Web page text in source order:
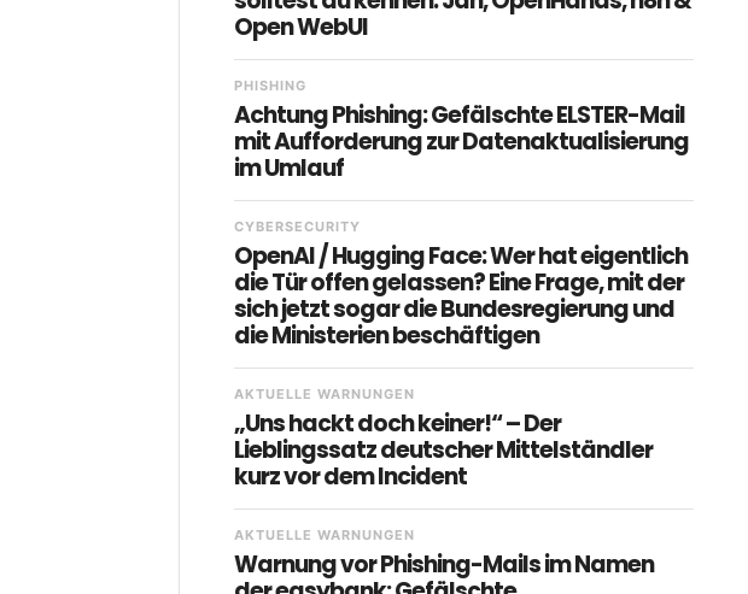
Open WebUI
PHISHING
Achtung Phishing: Gefälschte ELSTER-Mail
mit Aufforderung zur Datenaktualisierung
im Umlauf
CYBERSECURITY
OpenAI / Hugging Face: Wer hat eigentlich
die Tür offen gelassen? Eine Frage, mit der
sich jetzt sogar die Bundesregierung und
die Ministerien beschäftigen
AKTUELLE WARNUNGEN
„Uns hackt doch keiner!“ – Der
Lieblingssatz deutscher Mittelständler
kurz vor dem Incident
AKTUELLE WARNUNGEN
Warnung vor Phishing-Mails im Namen